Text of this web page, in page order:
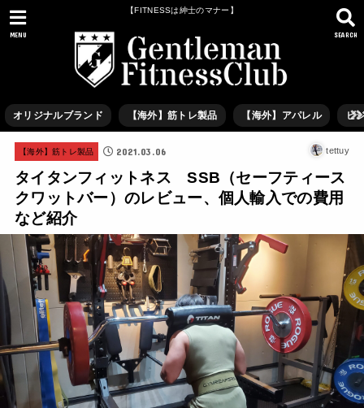
【FITNESSは紳士のマナー】
SEARCH
MENU
オリジナルブランド 【海外】筋トレ製品 【海外】アパレル ビ
【海外】筋トレ製品 2021.03.06 tettuy
タイタンフィットネス SSB（セーフティース
クワットバー）のレビュー、個人輸入での費用
など紹介